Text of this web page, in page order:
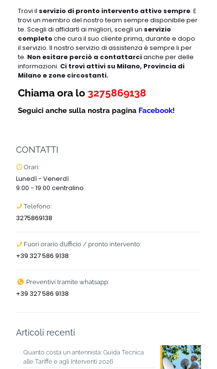
Trovi il servizio di pronto intervento attivo sempre. E
trovi un membro del nostro team sempre disponibile per
te. Scegli di affidarti ai migliori, scegli un servizio
completoche cura il suo cliente prima, durante e dopo
il servizio. Il nostro servizio di assistenza è sempre li per
te. Non esitare perciò a contattarcianche per delle
informazioni. Ci trovi attivi su Milano, Provincia di
Milano e zone circostanti.
Chiama ora lo 3275869138
Seguici anche sulla nostra pagina Facebook!
CONTATTI
Orari:
Lunedì - Venerdì
9:00 - 19:00 centralino
Telefono:
3275869138
Fuori orario d’ufficio / pronto intervento:
+39 327 586 9138
Preventivi tramite whatsapp:
+39 327 586 9138
Articoli recenti
Quanto costa un antennista: Guida Tecnica
alle Tariffe e agli Interventi 2026